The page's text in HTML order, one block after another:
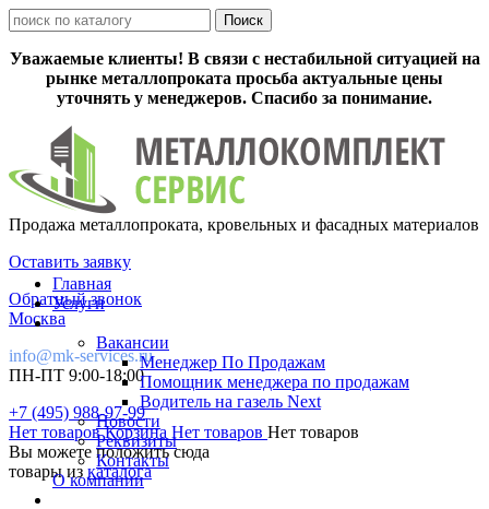
Уважаемые клиенты! В связи с нестабильной ситуацией на
рынке металлопроката просьба актуальные цены
уточнять у менеджеров. Спасибо за понимание.
Продажа металлопроката, кровельных и фасадных материалов
Оставить заявку
Обратный звонок
Москва
info@mk-services.ru
ПН-ПТ 9:00-18:00
+7 (495) 988-97-99
Нет товаровКорзина Нет товаров Нет товаров
Вы можете положить сюда
товары из каталога
Главная
Услуги
Вакансии
Менеджер По Продажам
Помощник менеджера по продажам
Водитель на газель Next
Новости
Реквизиты
Контакты
О компании